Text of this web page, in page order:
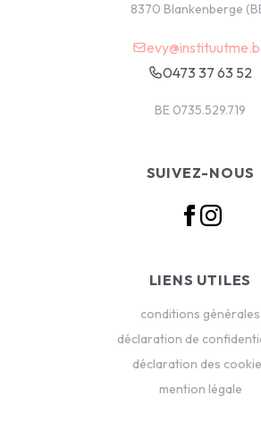
8370 Blankenberge
0473 37 63 52
BE 0735.529.719
SUIVEZ-NOUS
LIENS UTILES
conditions générales
déclaration de
déclaration des
mention légale